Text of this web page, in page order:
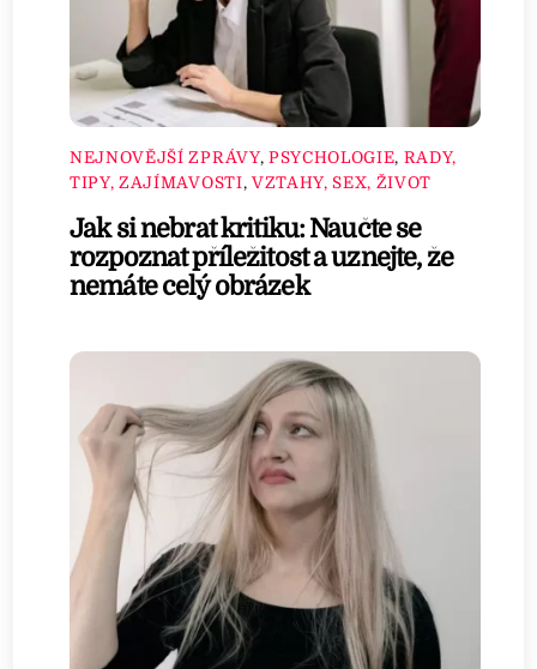
NEJNOVĚJŠÍ ZPRÁVY, PSYCHOLOGIE, RADY,
TIPY, ZAJÍMAVOSTI, VZTAHY, SEX, ŽIVOT
Jak si nebrat kritiku: Naučte se
rozpoznat příležitost a uznejte, že
nemáte celý obrázek